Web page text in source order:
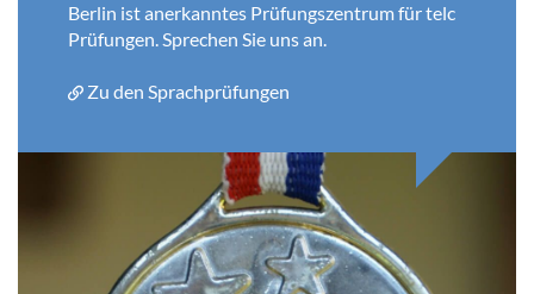
Berlin ist anerkanntes Prüfungszentrum für telc
Prüfungen. Sprechen Sie uns an.
Zu den Sprachprüfungen